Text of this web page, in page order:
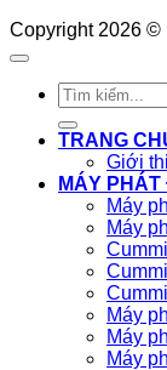
Copyright 2026 ©
Tìm
kiếm:
TRANG
Giới
MÁY PHÁT
Máy
Máy
Máy
Máy
Máy